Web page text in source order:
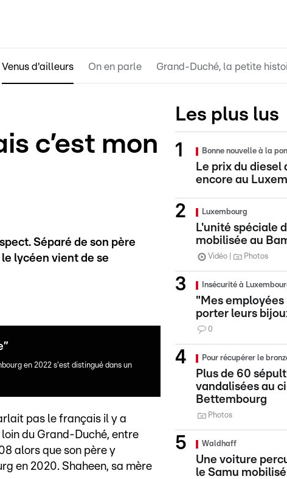
Venus d'ailleurs On en parle Grand-Duché, la petite
c’est mon
Séparé de son père
lycéen vient de se
en 2022 s'est distingué dans un
pas le français il y a
loin du Grand-Duché, entre
alors que son père y
en 2020. Shaheen, sa mère
Les plus lus
Bonne nouvelle à la
Le prix du diesel
encore au
Luxembourg
L'unité spéciale
mobilisée au
Vidéo Photos
Insécurité à
"Mes employées
porter leurs
0
Pour récupérer le
Plus de 60
vandalisées au
Bettembourg
Photos
Waldhaff
Une voiture
le Samu mobilisé